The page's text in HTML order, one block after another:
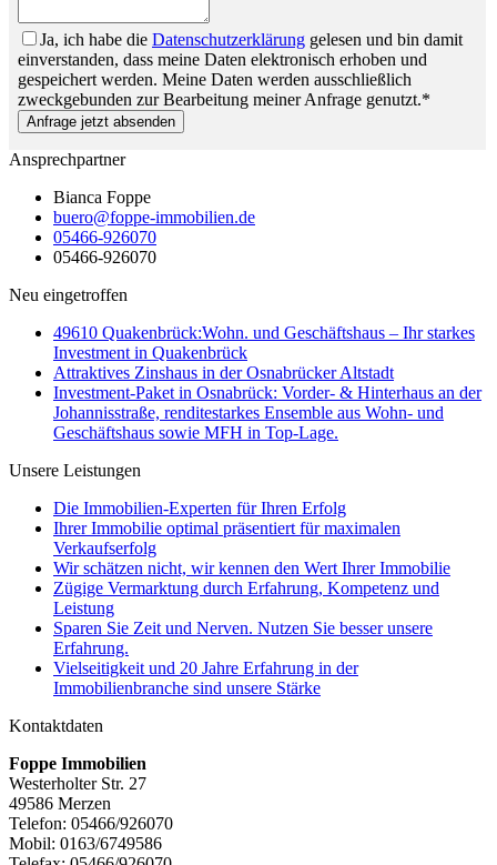
Ja, ich habe die Datenschutzerklärung gelesen und bin damit
einverstanden, dass meine Daten elektronisch erhoben und
gespeichert werden. Meine Daten werden ausschließlich
zweckgebunden zur Bearbeitung meiner Anfrage genutzt.*
Anfrage jetzt absenden
Ansprechpartner
Bianca Foppe
buero@foppe-immobilien.de
05466-926070
05466-926070
Neu eingetroffen
49610 Quakenbrück:Wohn. und Geschäftshaus – Ihr starkes
Investment in Quakenbrück
Attraktives Zinshaus in der Osnabrücker Altstadt
Investment-Paket in Osnabrück: Vorder- & Hinterhaus an der
Johannisstraße, renditestarkes Ensemble aus Wohn- und
Geschäftshaus sowie MFH in Top-Lage.
Unsere Leistungen
Die Immobilien-Experten für Ihren Erfolg
Ihrer Immobilie optimal präsentiert für maximalen
Verkaufserfolg
Wir schätzen nicht, wir kennen den Wert Ihrer Immobilie
Zügige Vermarktung durch Erfahrung, Kompetenz und
Leistung
Sparen Sie Zeit und Nerven. Nutzen Sie besser unsere
Erfahrung.
Vielseitigkeit und 20 Jahre Erfahrung in der
Immobilienbranche sind unsere Stärke
Kontaktdaten
Foppe Immobilien
Westerholter Str. 27
49586 Merzen
Telefon: 05466/926070
Mobil: 0163/6749586